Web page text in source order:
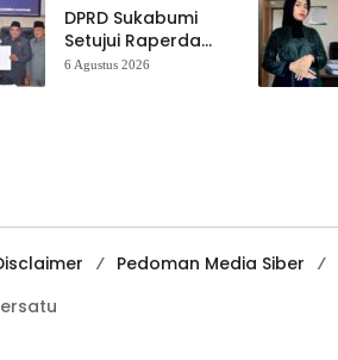
dalam Kasus Sabu
DPRD Sukabumi
Setujui Raperda
Disabilitas,
6 Agustus 2026
Pedoman Media Siber